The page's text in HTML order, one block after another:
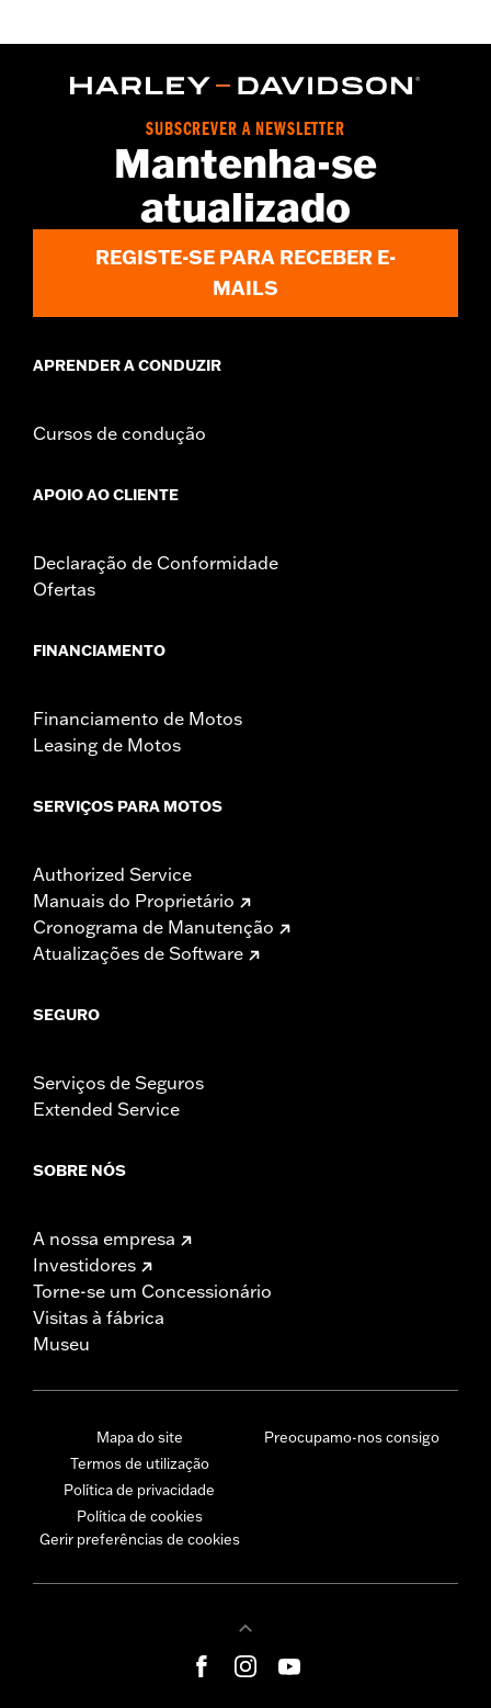
Dimension Description:13"x13"x4.5"
SUBSCREVER A NEWSLETTER
Mantenha-se
atualizado
REGISTE-SE PARA RECEBER E-
MAILS
APRENDER A CONDUZIR
Cursos de condução
APOIO AO CLIENTE
Declaração de Conformidade
Ofertas
FINANCIAMENTO
Financiamento de Motos
Leasing de Motos
SERVIÇOS PARA MOTOS
Authorized Service
Manuais do Proprietário
Cronograma de Manutenção
Atualizações de Software
SEGURO
Serviços de Seguros
Extended Service
SOBRE NÓS
A nossa empresa
Investidores
Torne-se um Concessionário
Visitas à fábrica
Museu
Mapa do site
Termos de utilização
Política de privacidade
Política de cookies
Gerir preferências de cookies
Preocupamo-nos consigo